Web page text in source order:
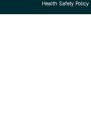
Health Safety Policy|